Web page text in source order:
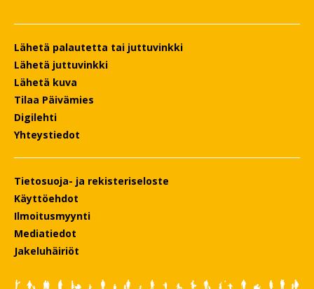
Lähetä palautetta tai juttuvinkki
Lähetä juttuvinkki
Lähetä kuva
Tilaa Päivämies
Digilehti
Yhteystiedot
Tietosuoja- ja rekisteriseloste
Käyttöehdot
Ilmoitusmyynti
Mediatiedot
Jakeluhäiriöt